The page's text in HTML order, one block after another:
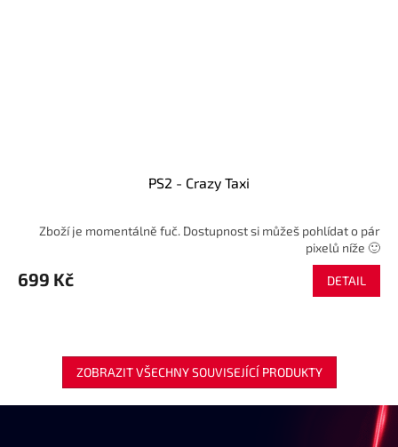
PS2 - Crazy Taxi
Zboží je momentálně fuč. Dostupnost si můžeš pohlídat o pár
pixelů níže 🙂
699 Kč DETAIL
ZOBRAZIT VŠECHNY SOUVISEJÍCÍ PRODUKTY